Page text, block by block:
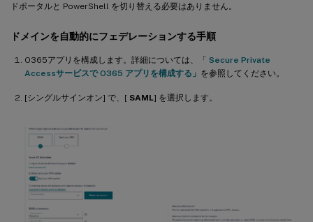
ドポータルと PowerShell を切り替える必要はありません。
ドメインを自動的にフェデレーションする手順
O365アプリを構成します。詳細については、「 Secure Private
Accessサービスで O365 アプリを構成する」 を参照してください。
[シングルサインオン] で、[ SAML] を選択します。